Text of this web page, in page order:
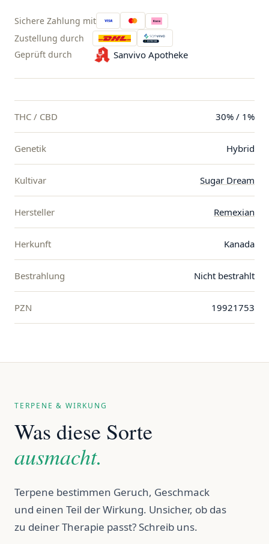
Sichere Zahlung mit
Zustellung durch
Geprüft durch
Sanvivo Apotheke
THC / CBD 30% / 1%
Genetik Hybrid
Kultivar Sugar Dream
Hersteller Remexian
Herkunft Kanada
Bestrahlung Nicht bestrahlt
PZN 19921753
TERPENE & WIRKUNG
Was diese Sorte
ausmacht.
Terpene bestimmen Geruch, Geschmack
und einen Teil der Wirkung. Unsicher, ob das
zu deiner Therapie passt? Schreib uns.